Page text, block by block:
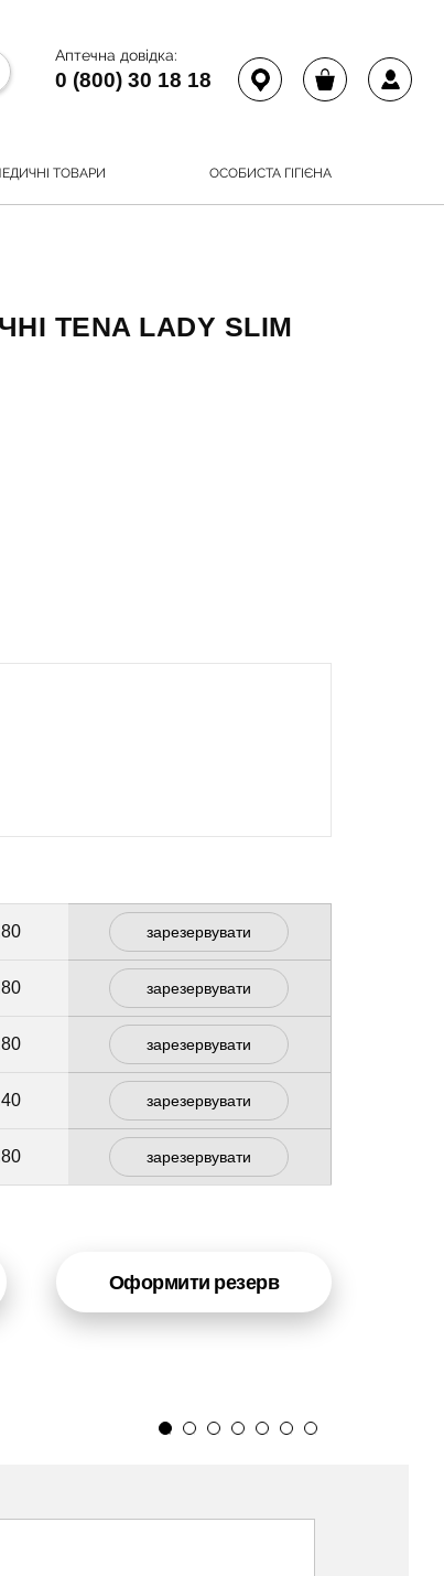
Аптечна довідка:
0 (800) 30 18 18
ТОВАРИ ОСОБИСТА ГІГІЄНА
TENA LADY SLIM
зарезервувати
зарезервувати
зарезервувати
зарезервувати
зарезервувати
Оформити резерв